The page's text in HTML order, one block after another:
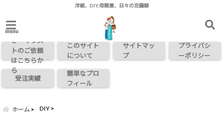
洋裁、DIY,母親業、日々の忘備録
menuお問い合わ
せ・イラス
トのご依頼
はこちらか
ら
このサイト
について
サイトマッ
プ
プライバシ
ーポリシー
受注実績
簡単なプロ
フィール
ホーム DIY